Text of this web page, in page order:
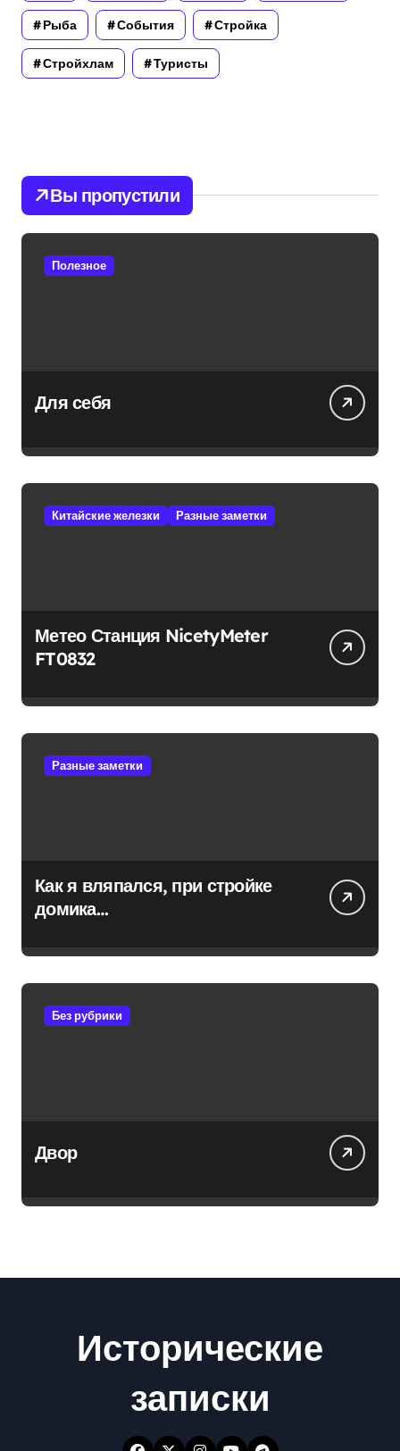
Рыба События Стройка
Стройхлам Туристы
Вы пропустили
Полезное
Для себя
Китайские железки Разные заметки
Метео Станция NicetyMeter
FT0832
Разные заметки
Как я вляпался, при стройке
домика…
Без рубрики
Двор
Исторические
записки